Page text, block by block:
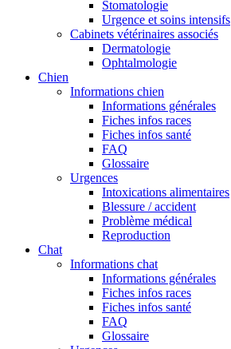
Stomatologie
Urgence et soins intensifs
Cabinets vétérinaires associés
Dermatologie
Ophtalmologie
Chien
Informations chien
Informations générales
Fiches infos races
Fiches infos santé
FAQ
Glossaire
Urgences
Intoxications alimentaires
Blessure / accident
Problème médical
Reproduction
Chat
Informations chat
Informations générales
Fiches infos races
Fiches infos santé
FAQ
Glossaire